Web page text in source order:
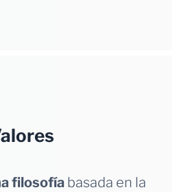
filosofíabasada en la